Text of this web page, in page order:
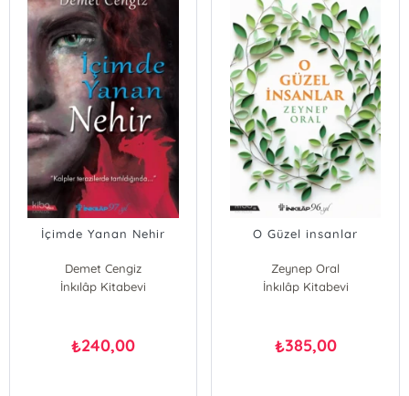
İçimde Yanan Nehir
Demet Cengiz
İnkılâp Kitabevi
₺240,00
O Güzel insanlar
Zeynep Oral
İnkılâp Kitabevi
₺385,00